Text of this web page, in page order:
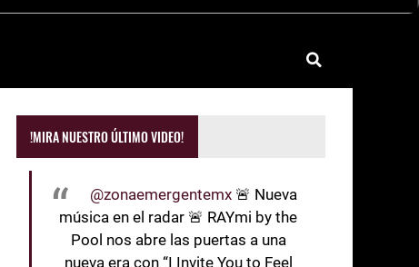
!MIRA NUESTRO ÚLTIMO VIDEO!
@zonaemergentemx 🚨 Nueva
música en el radar 🚨 RAYmi by the
Pool nos abre las puertas a una
nueva era con “I Invite You to Feel